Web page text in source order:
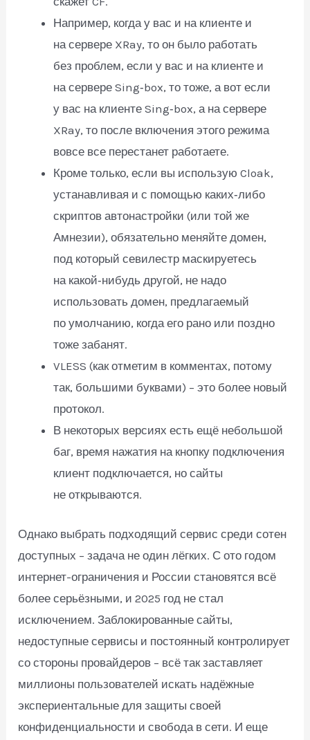
Например, когда у вас и на клиенте и
на сервере XRay, то он было работать
без проблем, если у вас и на клиенте и
на сервере Sing‑box, то тоже, а вот если
у вас на клиенте Sing‑box, а на сервере
XRay, то после включения этого режима
вовсе все перестанет работаете.
Кроме только, если вы использую Cloak,
устанавливая и с помощью каких‑либо
скриптов автонастройки (или той же
Амнезии), обязательно меняйте домен,
под который севилестр маскируетесь
на какой‑нибудь другой, не надо
использовать домен, предлагаемый
по умолчанию, когда его рано или поздно
тоже забанят.
VLESS (как отметим в комментах, потому
так, большими буквами) – это более новый
протокол.
В некоторых версиях есть ещё небольшой
баг, время нажатия на кнопку подключения
клиент подключается, но сайты
не открываются.
Однако выбрать подходящий сервис среди сотен
доступных – задача не один лёгких. С ото годом
интернет-ограничения и России становятся всё
более серьёзными, и 2025 год не стал
исключением. Заблокированные сайты,
недоступные сервисы и постоянный контролирует
со стороны провайдеров – всё так заставляет
миллионы пользователей искать надёжные
экспериентальные для защиты своей
конфиденциальности и свобода в сети. И еще